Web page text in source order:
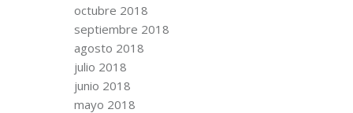
octubre 2018
septiembre 2018
agosto 2018
julio 2018
junio 2018
mayo 2018